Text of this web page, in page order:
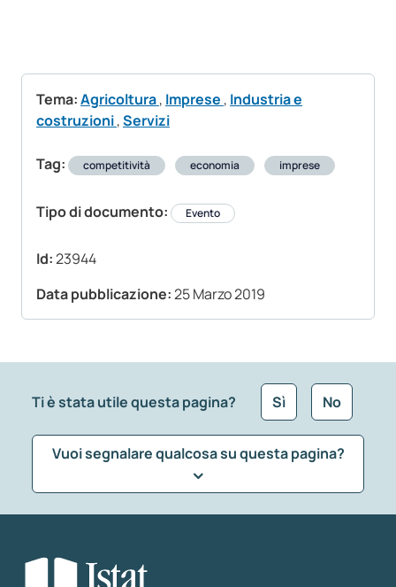
Tema:Agricoltura, Imprese , Industria e
costruzioni,Servizi
Tag: competitività economia imprese
Tipo di documento: Evento
Id:23944
Data pubblicazione:25 Marzo 2019
Ti è stata utile questa pagina? Sì No
Vuoi segnalare qualcosa su questa pagina?
Seleziona la tipologia della segnalazione